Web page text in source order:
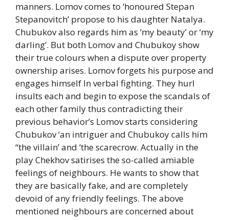
manners. Lomov comes to ‘honoured Stepan
Stepanovitch’ propose to his daughter Natalya.
Chubukov also regards him as ‘my beauty’ or ‘my
darling’. But both Lomov and Chubukoy show
their true colours when a dispute over property
ownership arises. Lomov forgets his purpose and
engages himself In verbal fighting. They hurl
insults each and begin to expose the scandals of
each other family thus contradicting their
previous behavior’s Lomov starts considering
Chubukov ‘an intriguer and Chubukoy calls him
“the villain’ and ‘the scarecrow. Actually in the
play Chekhov satirises the so-called amiable
feelings of neighbours. He wants to show that
they are basically fake, and are completely
devoid of any friendly feelings. The above
mentioned neighbours are concerned about